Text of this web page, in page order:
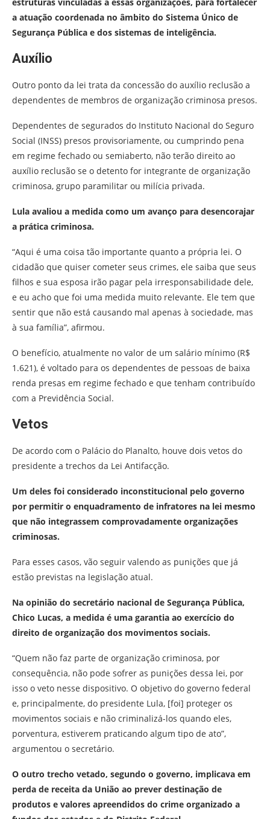
estruturas vinculadas a essas organizações, para fortalecer
a atuação coordenada no âmbito do Sistema Único de
Segurança Pública e dos sistemas de inteligência.
Auxílio
Outro ponto da lei trata da concessão do auxílio reclusão a
dependentes de membros de organização criminosa presos.
Dependentes de segurados do Instituto Nacional do Seguro
Social (INSS) presos provisoriamente, ou cumprindo pena
em regime fechado ou semiaberto, não terão direito ao
auxílio reclusão se o detento for integrante de organização
criminosa, grupo paramilitar ou milícia privada.
Lula avaliou a medida como um avanço para desencorajar
a prática criminosa.
“Aqui é uma coisa tão importante quanto a própria lei. O
cidadão que quiser cometer seus crimes, ele saiba que seus
filhos e sua esposa irão pagar pela irresponsabilidade dele,
e eu acho que foi uma medida muito relevante. Ele tem que
sentir que não está causando mal apenas à sociedade, mas
à sua família”, afirmou.
O benefício, atualmente no valor de um salário mínimo (R$
1.621), é voltado para os dependentes de pessoas de baixa
renda presas em regime fechado e que tenham contribuído
com a Previdência Social.
Vetos
De acordo com o Palácio do Planalto, houve dois vetos do
presidente a trechos da Lei Antifacção.
Um deles foi considerado inconstitucional pelo governo
por permitir o enquadramento de infratores na lei mesmo
que não integrassem comprovadamente organizações
criminosas.
Para esses casos, vão seguir valendo as punições que já
estão previstas na legislação atual.
Na opinião do secretário nacional de Segurança Pública,
Chico Lucas, a medida é uma garantia ao exercício do
direito de organização dos movimentos sociais.
“Quem não faz parte de organização criminosa, por
consequência, não pode sofrer as punições dessa lei, por
isso o veto nesse dispositivo. O objetivo do governo federal
e, principalmente, do presidente Lula, [foi] proteger os
movimentos sociais e não criminalizá-los quando eles,
porventura, estiverem praticando algum tipo de ato”,
argumentou o secretário.
O outro trecho vetado, segundo o governo, implicava em
perda de receita da União ao prever destinação de
produtos e valores apreendidos do crime organizado a